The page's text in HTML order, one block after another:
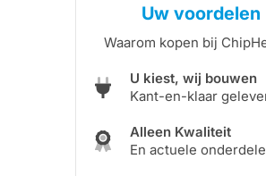
Uw voordelen
Waarom kopen bij
U kiest, wij bouwen
Kant-en-klaar
Alleen Kwaliteit
En actuele